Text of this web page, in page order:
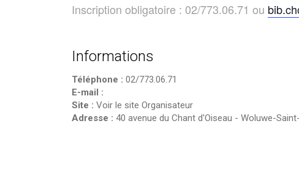
Inscription obligatoire : 02/773.06.71 ou
Informations
Téléphone : 02/773.06.71
E-mail :
Site : Voir le site Organisateur
Adresse : 40 avenue du Chant d'Oiseau - Woluwe-